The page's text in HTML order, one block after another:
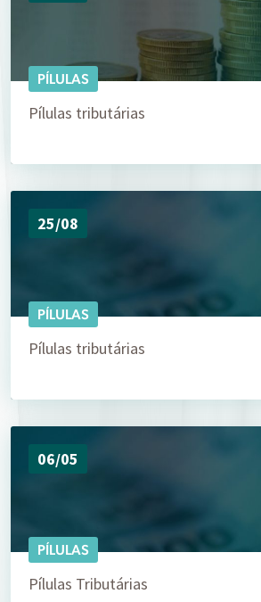
PÍLULAS
Pílulas tributárias
25/08
PÍLULAS
Pílulas tributárias
06/05
PÍLULAS
Pílulas Tributárias